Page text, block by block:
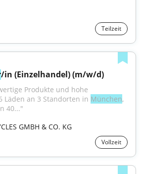
Teilzeit
/in (Einzelhandel) (m/w/d)
Produkte und hohe
Läden an 3 Standorten in München,
40..."
GMBH & CO. KG
Vollzeit